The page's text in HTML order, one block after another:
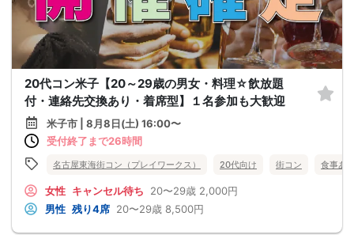
20代コン米子【20～29歳の男女・料理☆飲放題
付・連絡先交換あり・着席型】１名参加も大歓迎
米子市 | 8月8日(土) 16:00〜
受付終了まで26時間
名古屋東海街コン（プレイワークス） 20代向け 街コン 食事あ
女性 キャンセル待ち 20〜29歳 2,000円
男性 残り4席 20〜29歳 8,500円